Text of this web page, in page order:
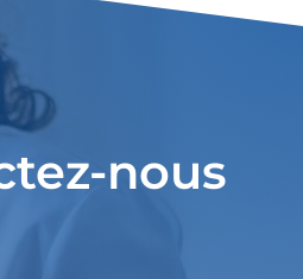
nous